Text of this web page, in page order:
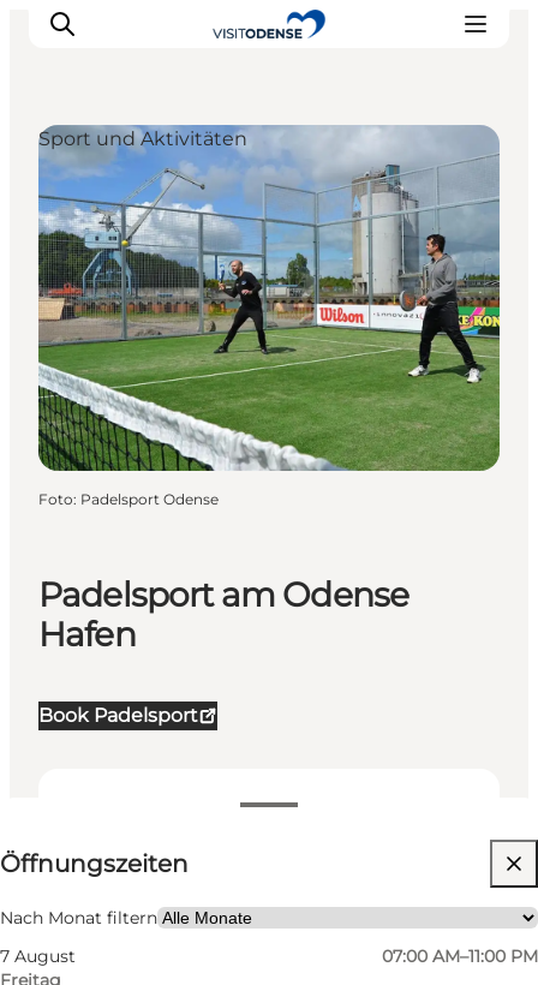
Odense erleben
Veranstaltungen
Reiseplanung
Inspiration
Padelsport am Odense
Hafen
Book Padelsport
Öffnungszeiten anzeigen
Öffnungszeiten
Nach Monat filtern
7 August
Freitag
07:00 AM–11:00 PM
Website besuchen
Mein Partner, Freunde
Sport und Aktivitäten
Foto: Padelsport Odense